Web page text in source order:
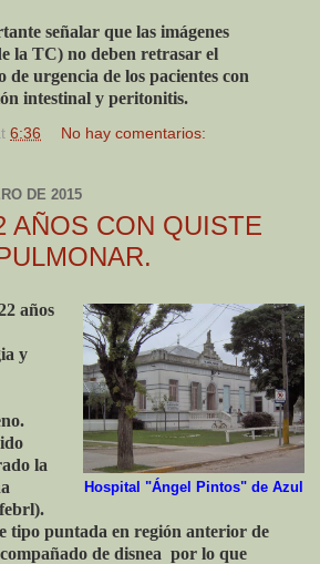
señalar que las imágenes
la TC) no deben retrasar el
urgencia de los pacientes con
intestinal y peritonitis.
6:36 No hay comentarios:
DE 2015
AÑOS CON QUISTE
Hospital "Ángel Pintos" de Azul
años
y
la
tipo puntada en región anterior de
de disnea por lo que